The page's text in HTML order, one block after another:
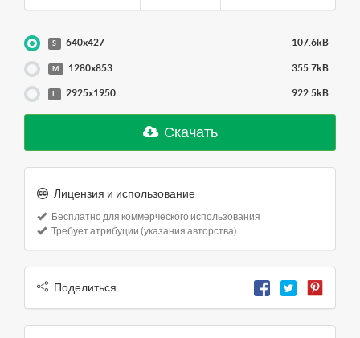
S 640x427 107.6kB
M 1280x853 355.7kB
L 2925x1950 922.5kB
Скачать
Лицензия и использование
Бесплатно для коммерческого использования
Требует атрибуции (указания авторства)
Поделиться